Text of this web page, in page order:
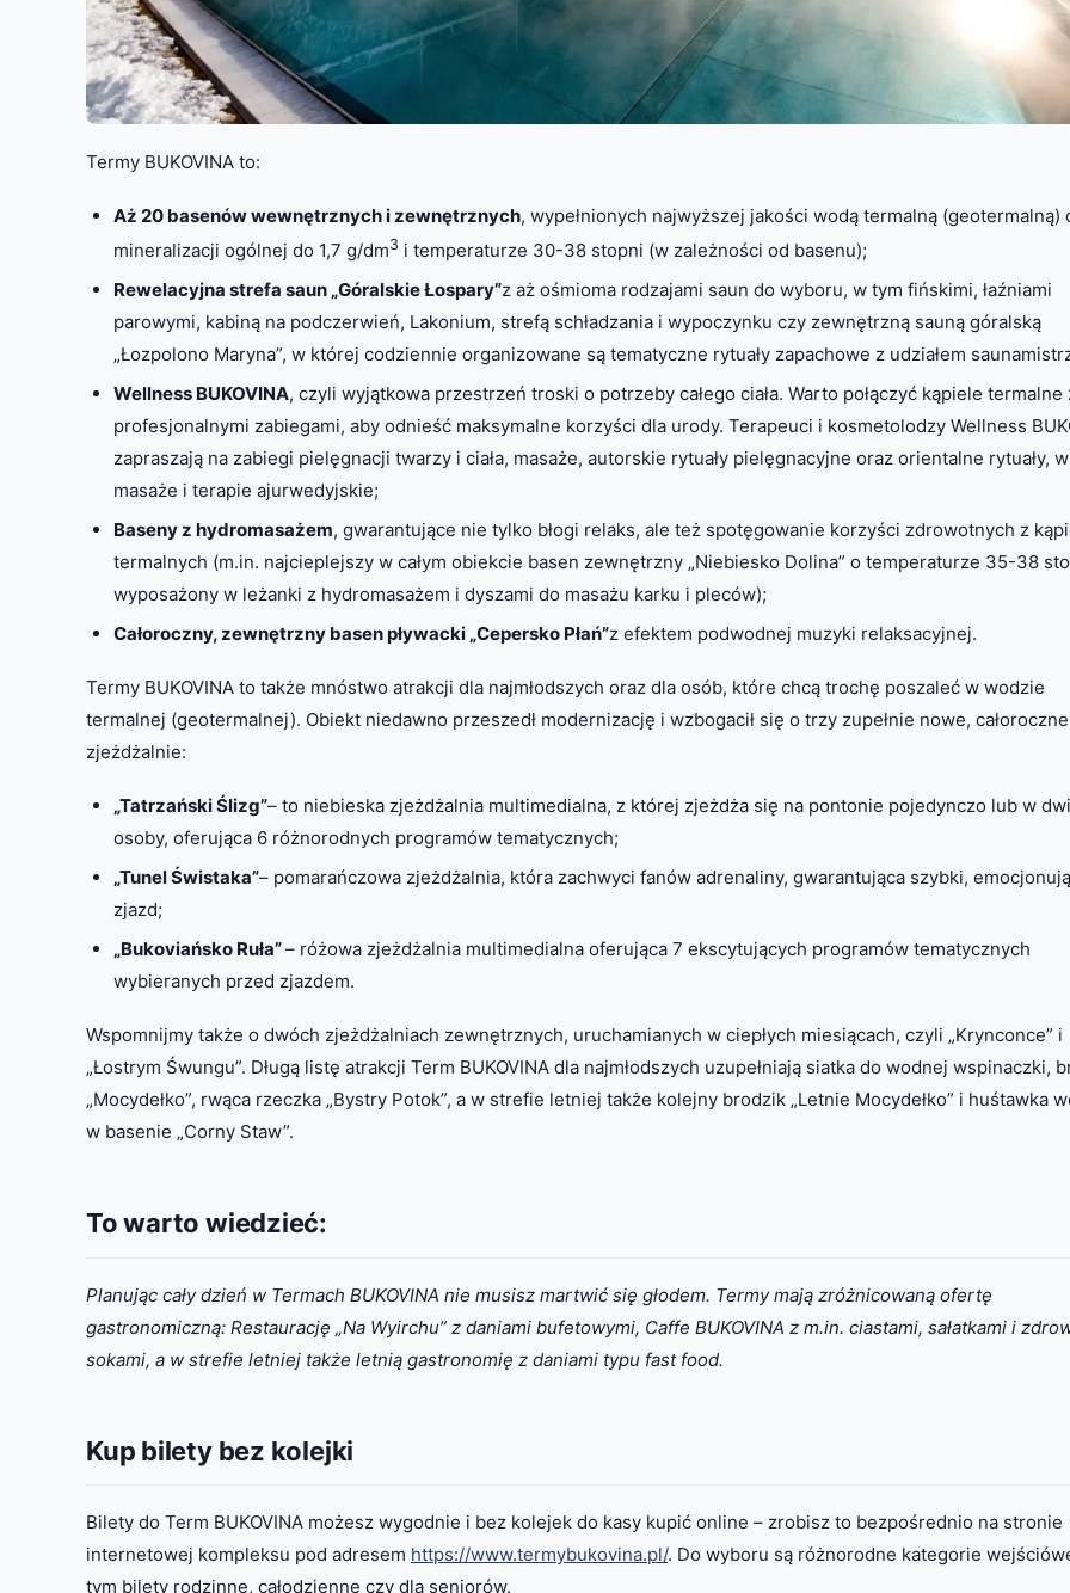
Termy BUKOVINA to:
Aż 20 basenów wewnętrznych i zewnętrznych, wypełnionych najwyższej jakości wodą termalną (geotermalną)
mineralizacji ogólnej do 1,7 g/dm3 i temperaturze 30-38 stopni (w zależności od basenu);
Rewelacyjna strefa saun „Góralskie Łospary”z aż ośmioma rodzajami saun do wyboru, w tym fińskimi, łaźniami
parowymi, kabiną na podczerwień, Lakonium, strefą schładzania i wypoczynku czy zewnętrzną sauną góralską
„Łozpolono Maryna”, w której codziennie organizowane są tematyczne rytuały zapachowe z udziałem
Wellness BUKOVINA, czyli wyjątkowa przestrzeń troski o potrzeby całego ciała. Warto połączyć kąpiele termalne
profesjonalnymi zabiegami, aby odnieść maksymalne korzyści dla urody. Terapeuci i kosmetolodzy Wellness
zapraszają na zabiegi pielęgnacji twarzy i ciała, masaże, autorskie rytuały pielęgnacyjne oraz orientalne rytuały,
masaże i terapie ajurwedyjskie;
Baseny z hydromasażem, gwarantujące nie tylko błogi relaks, ale też spotęgowanie korzyści zdrowotnych z
termalnych (m.in. najcieplejszy w całym obiekcie basen zewnętrzny „Niebiesko Dolina” o temperaturze 35-38
wyposażony w leżanki z hydromasażem i dyszami do masażu karku i pleców);
Całoroczny, zewnętrzny basen pływacki „Cepersko Płań”z efektem podwodnej muzyki relaksacyjnej.
Termy BUKOVINA to także mnóstwo atrakcji dla najmłodszych oraz dla osób, które chcą trochę poszaleć w wodzie
termalnej (geotermalnej). Obiekt niedawno przeszedł modernizację i wzbogacił się o trzy zupełnie nowe, całoroczne
zjeżdżalnie:
„Tatrzański Ślizg”– to niebieska zjeżdżalnia multimedialna, z której zjeżdża się na pontonie pojedynczo lub w
osoby, oferująca 6 różnorodnych programów tematycznych;
„Tunel Świstaka”– pomarańczowa zjeżdżalnia, która zachwyci fanów adrenaliny, gwarantująca szybki,
zjazd;
„Bukoviańsko Ruła”– różowa zjeżdżalnia multimedialna oferująca 7 ekscytujących programów tematycznych
wybieranych przed zjazdem.
Wspomnijmy także o dwóch zjeżdżalniach zewnętrznych, uruchamianych w ciepłych miesiącach, czyli „Krynconce” i
„Łostrym Śwungu”. Długą listę atrakcji Term BUKOVINA dla najmłodszych uzupełniają siatka do wodnej wspinaczki,
„Mocydełko”, rwąca rzeczka „Bystry Potok”, a w strefie letniej także kolejny brodzik „Letnie Mocydełko” i huśtawka
w basenie „Corny Staw”.
To warto wiedzieć:
Planując cały dzień w Termach BUKOVINA nie musisz martwić się głodem. Termy mają zróżnicowaną ofertę
gastronomiczną: Restaurację „Na Wyirchu” z daniami bufetowymi, Caffe BUKOVINA z m.in. ciastami, sałatkami i
sokami, a w strefie letniej także letnią gastronomię z daniami typu fast food.
Kup bilety bez kolejki
Bilety do Term BUKOVINA możesz wygodnie i bez kolejek do kasy kupić online – zrobisz to bezpośrednio na stronie
internetowej kompleksu pod adresem https://www.termybukovina.pl/. Do wyboru są różnorodne kategorie
tym bilety rodzinne, całodzienne czy dla seniorów.